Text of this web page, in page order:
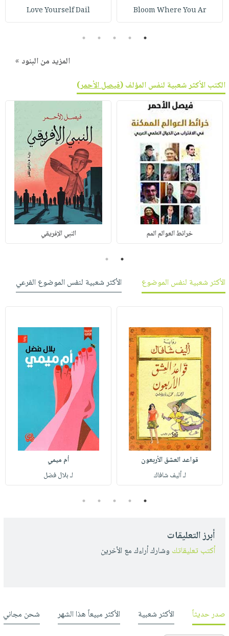
صابون
أطفال
فيديوهات
أسئلة
نيل
وفرات
انشر
كتابك
تواصل
عربة
Bloom Where You Ar
Love Yourself Dail
1
2
3
4
5
المزيد من البنود »
الكتب الأكثر شعبية لنفس المؤلف (فيصل الأحمر)
خرائط العوالم المم النبي الإفريقي
1
2
الأكثر شعبية لنفس الموضوع
الأكثر شعبية لنفس الموضوع الفرعي
قواعد العشق الأربعون
لـ أليف شافاك
أم ميمي
لـ بلال فضل
1
2
3
4
5
أبرز التعليقات
أكتب تعليقاتك وشارك أراءك مع الأخرين
صدر حديثاً الأكثر شعبية الأكثر مبيعاً هذا الشهر شحن مجاني